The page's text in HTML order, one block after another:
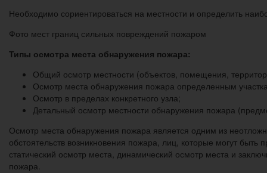
Необходимо сориентироваться на местности и определить
Фото мест границ сильных повреждений пожаром
Типы осмотра места обнаружения пожара:
Общий осмотр местности (объектов, помещения,
Осмотр места обнаружения пожара определенным
Осмотр в пределах конкретного узла;
Детальный осмотр местности обнаружения пожара
Осмотр места обнаружения пожара является одним из
обстоятельств возникновения пожара, лиц, которые могут
статический осмотр места, динамический осмотр места и
пожара.